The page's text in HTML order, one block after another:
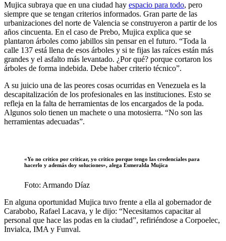
Mujica subraya que en una ciudad hay espacio para todo, pero
siempre que se tengan criterios informados. Gran parte de las
urbanizaciones del norte de Valencia se construyeron a partir de los
años cincuenta. En el caso de Prebo, Mujica explica que se
plantaron árboles como jabillos sin pensar en el futuro. “Toda la
calle 137 está llena de esos árboles y si te fijas las raíces están más
grandes y el asfalto más levantado. ¿Por qué? porque cortaron los
árboles de forma indebida. Debe haber criterio técnico”.
A su juicio una de las peores cosas ocurridas en Venezuela es la
descapitalización de los profesionales en las instituciones. Esto se
refleja en la falta de herramientas de los encargados de la poda.
Algunos solo tienen un machete o una motosierra. “No son las
herramientas adecuadas”.
«Yo no critico por criticar, yo critico porque tengo las credenciales para
hacerlo y además doy soluciones», alega Esmeralda Mujica
Foto: Armando Díaz
En alguna oportunidad Mujica tuvo frente a ella al gobernador de
Carabobo, Rafael Lacava, y le dijo: “Necesitamos capacitar al
personal que hace las podas en la ciudad”, refiriéndose a Corpoelec,
Invialca, IMA y Funval.